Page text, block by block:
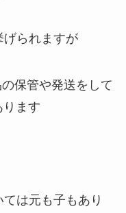
げられますが
保管や発送をして
ります
は元も子もあり